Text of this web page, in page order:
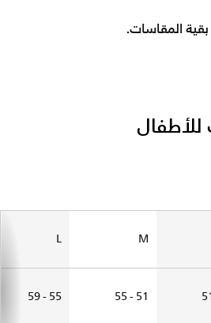
المقاسات.
M
L
51 - 55
55 - 59